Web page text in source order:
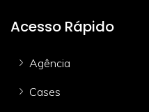
Acesso Rápido
Agência
Cases